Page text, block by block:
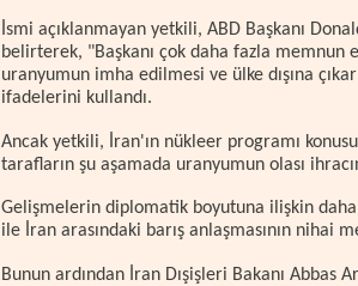
İsmi açıklanmayan yetkili, ABD Başkanı
belirterek, "Başkanı çok daha fazla
uranyumun imha edilmesi ve ülke dışına
ifadelerini kullandı.
Ancak yetkili, İran'ın nükleer programı
tarafların şu aşamada uranyumun olası
Gelişmelerin diplomatik boyutuna ilişkin daha
ile İran arasındaki barış anlaşmasının nihai
Bunun ardından İran Dışişleri Bakanı Abbas